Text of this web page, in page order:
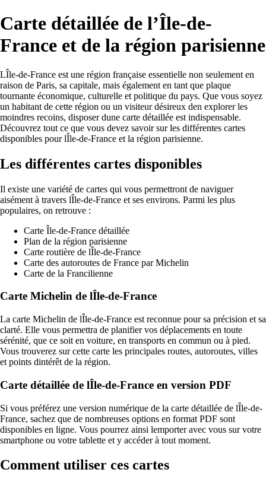
Carte détaillée de l’Île-de-
France et de la région parisienne
LÎle-de-France est une région française essentielle non seulement en
raison de Paris, sa capitale, mais également en tant que plaque
tournante économique, culturelle et politique du pays. Que vous soyez
un habitant de cette région ou un visiteur désireux den explorer les
moindres recoins, disposer dune carte détaillée est indispensable.
Découvrez tout ce que vous devez savoir sur les différentes cartes
disponibles pour lÎle-de-France et la région parisienne.
Les différentes cartes disponibles
Il existe une variété de cartes qui vous permettront de naviguer
aisément à travers lÎle-de-France et ses environs. Parmi les plus
populaires, on retrouve :
Carte Île-de-France détaillée
Plan de la région parisienne
Carte routière de lÎle-de-France
Carte des autoroutes de France par Michelin
Carte de la Francilienne
Carte Michelin de lÎle-de-France
La carte Michelin de lÎle-de-France est reconnue pour sa précision et sa
clarté. Elle vous permettra de planifier vos déplacements en toute
sérénité, que ce soit en voiture, en transports en commun ou à pied.
Vous trouverez sur cette carte les principales routes, autoroutes, villes
et points dintérêt de la région.
Carte détaillée de lÎle-de-France en version PDF
Si vous préférez une version numérique de la carte détaillée de lÎle-de-
France, sachez que de nombreuses options en format PDF sont
disponibles en ligne. Vous pourrez ainsi lemporter avec vous sur votre
smartphone ou votre tablette et y accéder à tout moment.
Comment utiliser ces cartes